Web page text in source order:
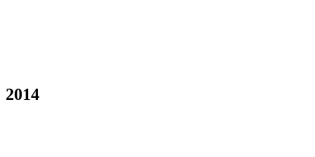
2014